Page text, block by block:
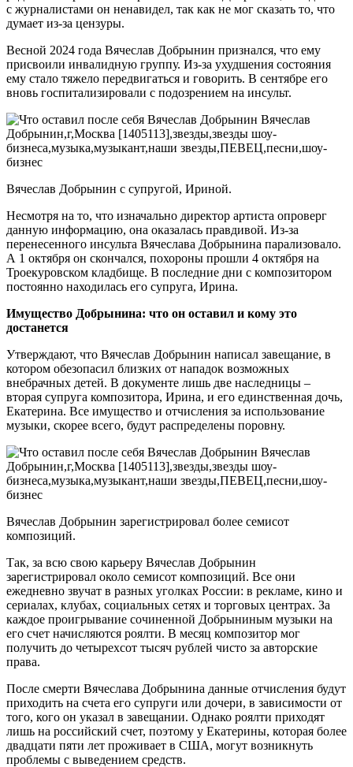
с журналистами он ненавидел, так как не мог сказать то, что
думает из-за цензуры.
Весной 2024 года Вячеслав Добрынин признался, что ему
присвоили инвалидную группу. Из-за ухудшения состояния
ему стало тяжело передвигаться и говорить. В сентябре его
вновь госпитализировали с подозрением на инсульт.
Вячеслав Добрынин с супругой, Ириной.
Несмотря на то, что изначально директор артиста опроверг
данную информацию, она оказалась правдивой. Из-за
перенесенного инсульта Вячеслава Добрынина парализовало.
А 1 октября он скончался, похороны прошли 4 октября на
Троекуровском кладбище. В последние дни с композитором
постоянно находилась его супруга, Ирина.
Имущество Добрынина: что он оставил и кому это
достанется
Утверждают, что Вячеслав Добрынин написал завещание, в
котором обезопасил близких от нападок возможных
внебрачных детей. В документе лишь две наследницы –
вторая супруга композитора, Ирина, и его единственная дочь,
Екатерина. Все имущество и отчисления за использование
музыки, скорее всего, будут распределены поровну.
Вячеслав Добрынин зарегистрировал более семисот
композиций.
Так, за всю свою карьеру Вячеслав Добрынин
зарегистрировал около семисот композиций. Все они
ежедневно звучат в разных уголках России: в рекламе, кино и
сериалах, клубах, социальных сетях и торговых центрах. За
каждое проигрывание сочиненной Добрыниным музыки на
его счет начисляются роялти. В месяц композитор мог
получить до четырехсот тысяч рублей чисто за авторские
права.
После смерти Вячеслава Добрынина данные отчисления будут
приходить на счета его супруги или дочери, в зависимости от
того, кого он указал в завещании. Однако роялти приходят
лишь на российский счет, поэтому у Екатерины, которая более
двадцати пяти лет проживает в США, могут возникнуть
проблемы с выведением средств.